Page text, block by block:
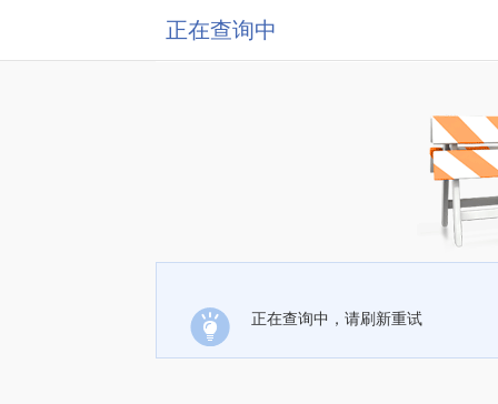
正在查询中
正在查询中，请刷新重试